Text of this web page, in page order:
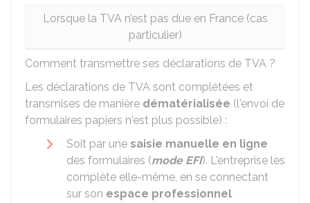
Lorsque la TVA n’est pas due en France (cas
particulier)
Comment transmettre ses déclarations de TVA ?
Les déclarations de TVA sont complétées et
transmises de manière dématérialisée (l'envoi de
formulaires papiers n'est plus possible) :
Soit par une saisie manuelle en ligne
des formulaires (mode EFI). L'entreprise les
complète elle-même, en se connectant
sur son espace professionnel